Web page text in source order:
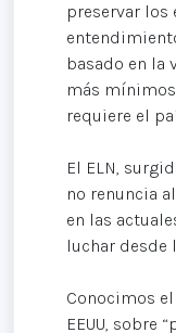
preservar los
basado en la
más
requiere el
El ELN,
no renuncia
en las
luchar desde
Conocimos
EEUU, sobre